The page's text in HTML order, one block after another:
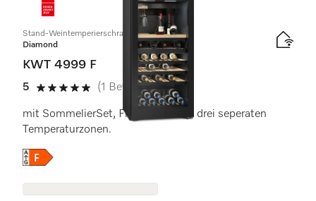
Stand-Weintemperierschrank
Diamond
KWT 4999 F
5
5 von 5 Sternen
(1 Bewertung)
mit SommelierSet, FlexiFrame und drei seperaten
Temperaturzonen.
Onlinelabel Image, Energielabel